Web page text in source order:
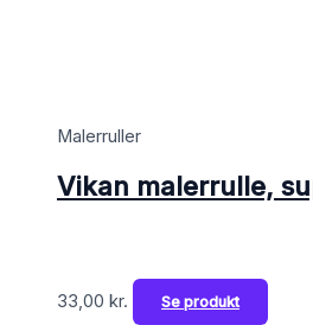
Malerruller
Vikan malerrulle,
33,00 kr. Se produkt